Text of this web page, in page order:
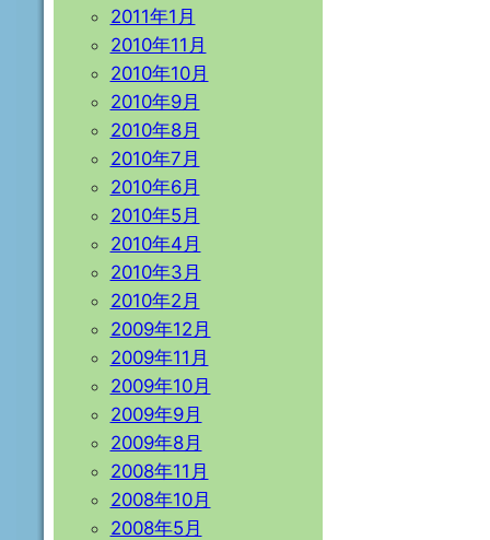
2011年1月
2010年11月
2010年10月
2010年9月
2010年8月
2010年7月
2010年6月
2010年5月
2010年4月
2010年3月
2010年2月
2009年12月
2009年11月
2009年10月
2009年9月
2009年8月
2008年11月
2008年10月
2008年5月